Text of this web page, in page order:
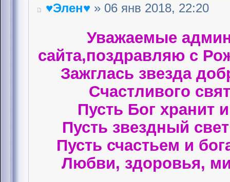
♥Элен♥ » 06 янв 2018, 22:20
Уважаемые
сайта,поздравляю с
Зажглась звезда
Счастливого
Пусть Бог хранит
Пусть звездный
Пусть счастьем и
Любви, здоровья,